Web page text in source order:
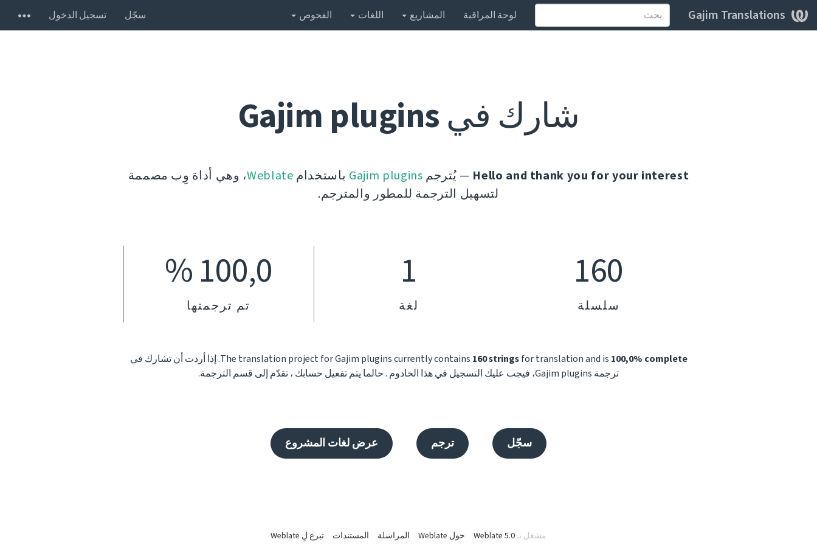
Gajim Translations لوحة المراقبة المشاريع اللغات الفحوص سجّل تسجيل الدخول
شارك فيGajim plugins
Hello and thank you for your interest — يُترجم Gajim plugins باستخدام Weblate، وهي أداة وِب مصممة
لتسهيل الترجمة للمطور والمترجم.
160
سلسلة
1
لغة
100,0 %
تم ترجمتها
The translation project for Gajim plugins currently contains 160 stringsfor translation and is 100,0% complete
. إذا أردت أن تشارك في
ترجمة Gajim plugins، فيجب عليك التسجيل في هذا الخادوم . حالما يتم تفعيل حسابك ، تقدّم إلى قسم الترجمة.
سجّل ترجم عرض لغات المشروع
مشغل بـWeblate 5.0 حول Weblate المراسلة المستندات تبرع لِ Weblate